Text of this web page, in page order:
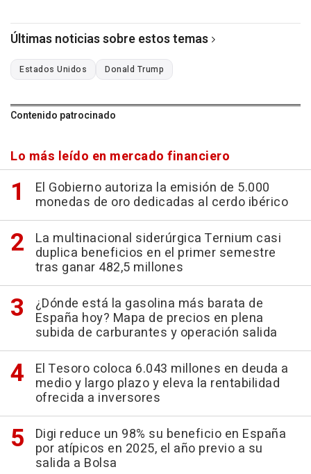
Últimas noticias sobre estos temas
Estados Unidos Donald Trump
Contenido patrocinado
Lo más leído en mercado financiero
El Gobierno autoriza la emisión de 5.000
monedas de oro dedicadas al cerdo ibérico
La multinacional siderúrgica Ternium casi
duplica beneficios en el primer semestre
tras ganar 482,5 millones
¿Dónde está la gasolina más barata de
España hoy? Mapa de precios en plena
subida de carburantes y operación salida
El Tesoro coloca 6.043 millones en deuda a
medio y largo plazo y eleva la rentabilidad
ofrecida a inversores
Digi reduce un 98% su beneficio en España
por atípicos en 2025, el año previo a su
salida a Bolsa